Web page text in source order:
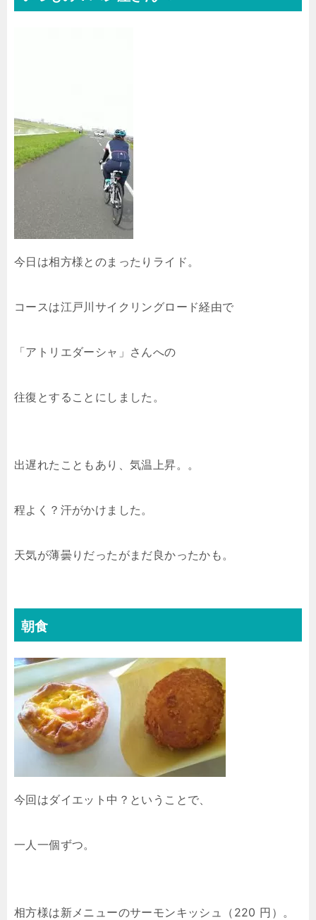
今日は相方様とのまったりライド。
コースは江戸川サイクリングロード経由で
「アトリエダーシャ」さんへの
往復とすることにしました。
出遅れたこともあり、気温上昇。。
程よく？汗がかけました。
天気が薄曇りだったがまだ良かったかも。
朝食
今回はダイエット中？ということで、
一人一個ずつ。
相方様は新メニューのサーモンキッシュ（220 円）。